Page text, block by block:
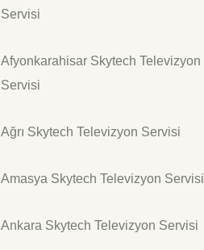
Servisi
Afyonkarahisar Skytech Televizyon
Servisi
Ağrı Skytech Televizyon Servisi
Amasya Skytech Televizyon Servisi
Ankara Skytech Televizyon Servisi